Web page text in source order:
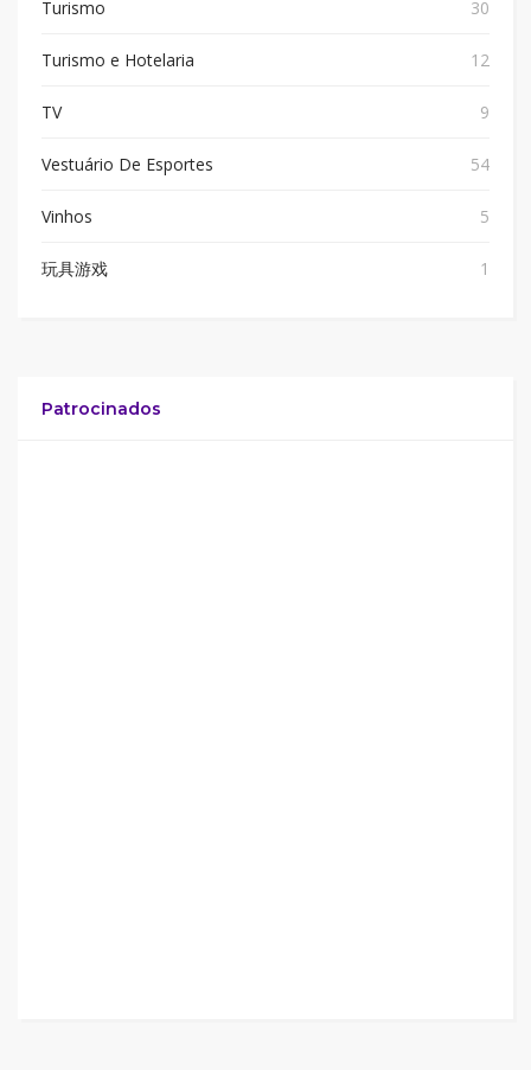
Turismo 30
Turismo e Hotelaria 12
TV 9
Vestuário De Esportes 54
Vinhos 5
玩具游戏 1
Patrocinados